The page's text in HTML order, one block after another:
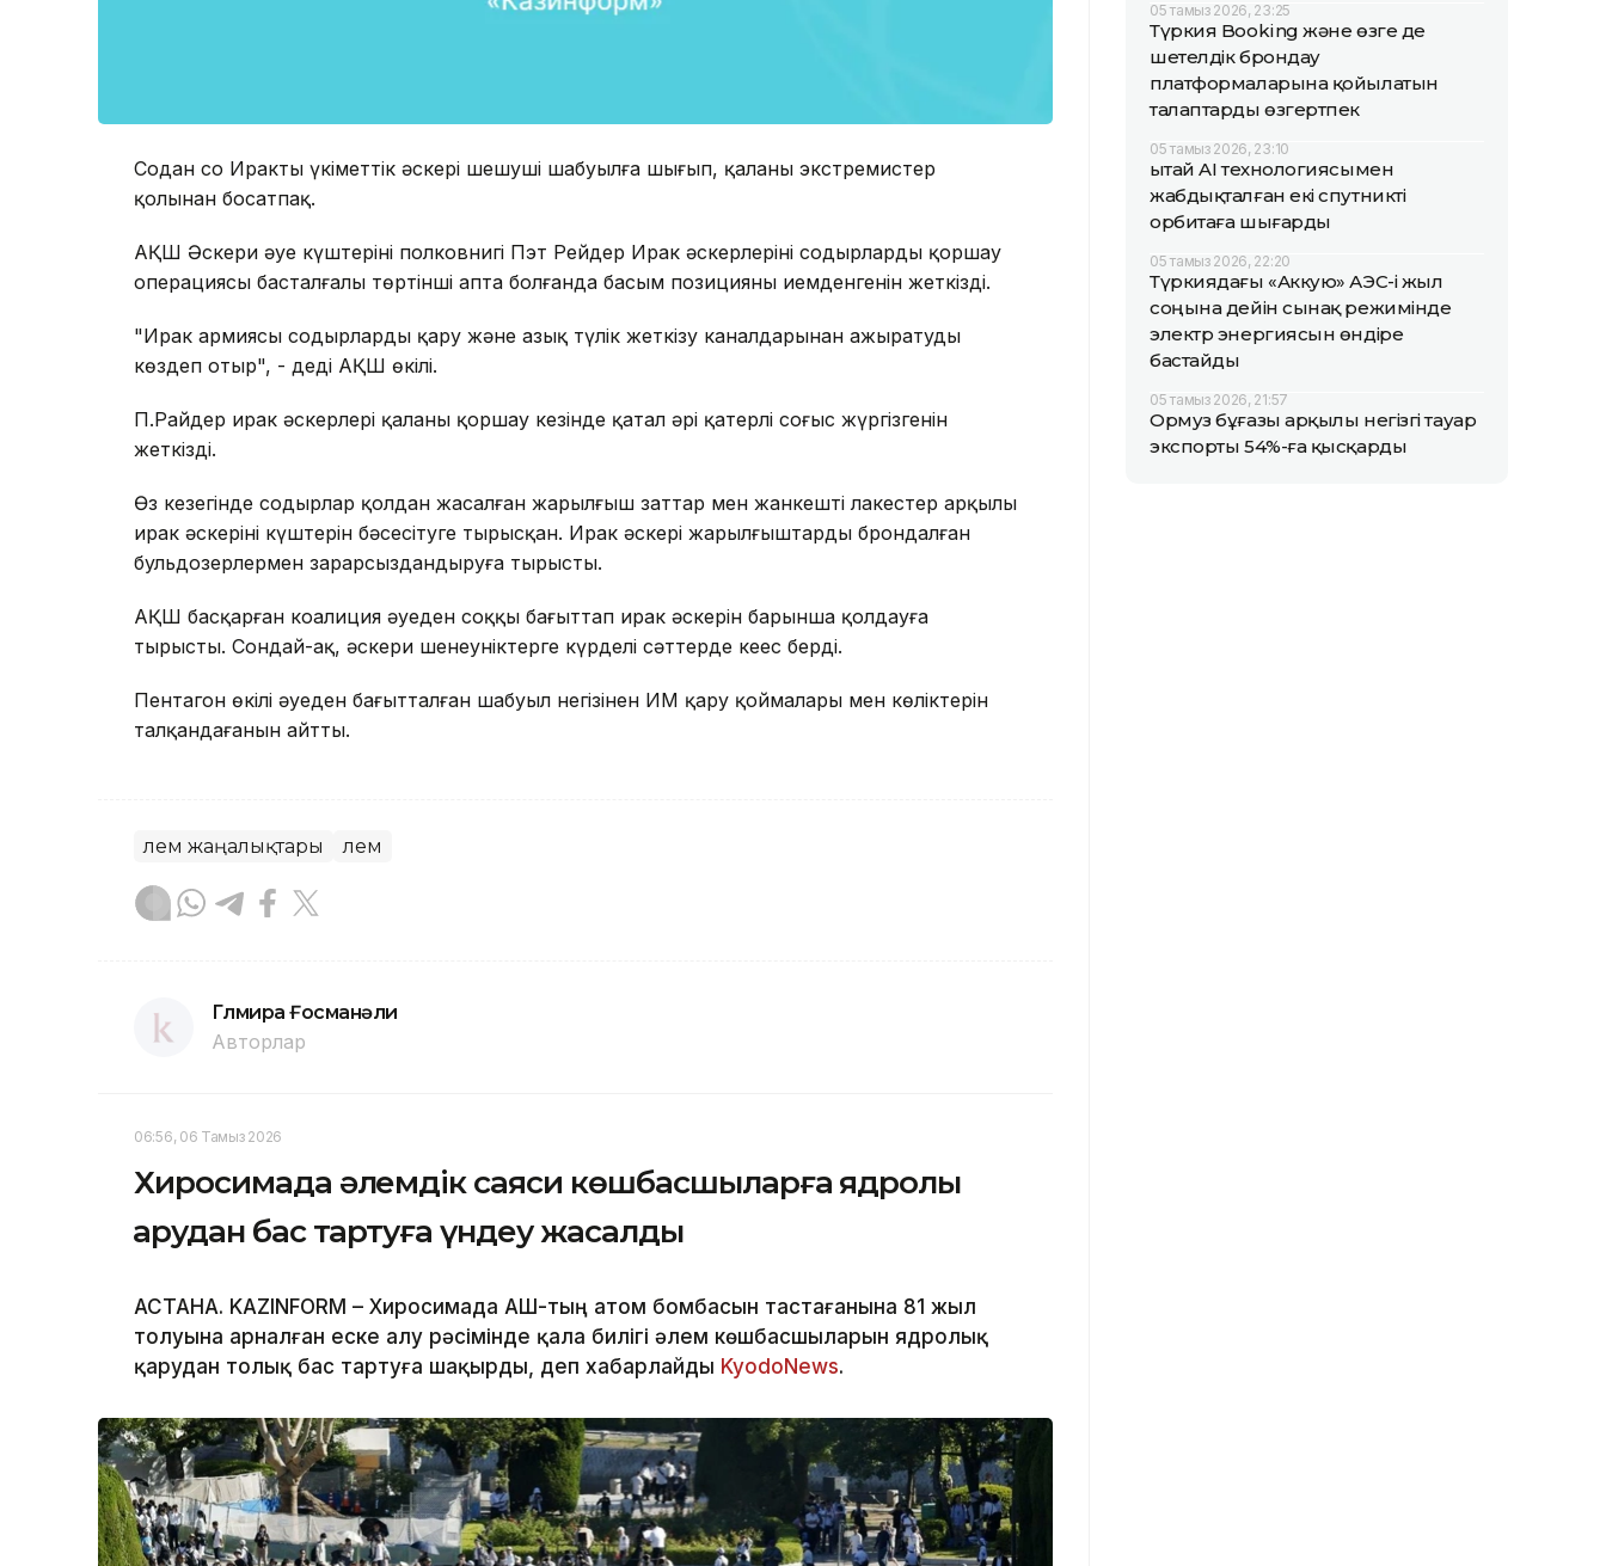
Содан соң Ирактың үкіметтік əскері шешуші шабуылға шығып, қаланы экстремистер
қолынан босатпақ.
АҚШ Əскери əуе күштерінің полковнигі Пэт Рейдер Ирак əскерлерінің содырларды қоршау
операциясы басталғалы төртінші апта болғанда басым позицияны иемденгенін жеткізді.
"Ирак армиясы содырларды қару жəне азық түлік жеткізу каналдарынан ажыратуды
көздеп отыр", - деді АҚШ өкілі.
П.Райдер ирак əскерлері қаланы қоршау кезінде қатал əрі қатерлі соғыс жүргізгенін
жеткізді.
Өз кезегінде содырлар қолдан жасалған жарылғыш заттар мен жанкешті лаңкестер арқылы
ирак əскерінің күштерін бəсеңсітуге тырысқан. Ирак əскері жарылғыштарды брондалған
бульдозерлермен зарарсыздандыруға тырысты.
АҚШ басқарған коалиция əуеден соққы бағыттап ирак əскерін барынша қолдауға
тырысты. Сондай-ақ, əскери шенеуніктерге күрделі сəттерде кеңес берді.
Пентагон өкілі əуеден бағытталған шабуыл негізінен ИМ қару қоймалары мен көліктерін
талқандағанын айтты.
Әлем жаңалықтары Әлем
Гүлмира Ғосманәли
Авторлар
06:56, 06 Тамыз 2026
Хиросимада әлемдік саяси көшбасшыларға ядролық
қарудан бас тартуға үндеу жасалды
АСТАНА. KAZINFORM – Хиросимада АҚШ-тың атом бомбасын тастағанына 81 жыл
толуына арналған еске алу рәсімінде қала билігі әлем көшбасшыларын ядролық
қарудан толық бас тартуға шақырды, деп хабарлайды KyodoNews.
05 тамыз 2026, 23:25
Түркия Booking және өзге де
шетелдік брондау
платформаларына қойылатын
талаптарды өзгертпек
05 тамыз 2026, 23:10
Қытай AI технологиясымен
жабдықталған екі спутникті
орбитаға шығарды
05 тамыз 2026, 22:20
Түркиядағы «Аккую» АЭС-і жыл
соңына дейін сынақ режимінде
электр энергиясын өндіре
бастайды
05 тамыз 2026, 21:57
Ормуз бұғазы арқылы негізгі тауар
экспорты 54%-ға қысқарды